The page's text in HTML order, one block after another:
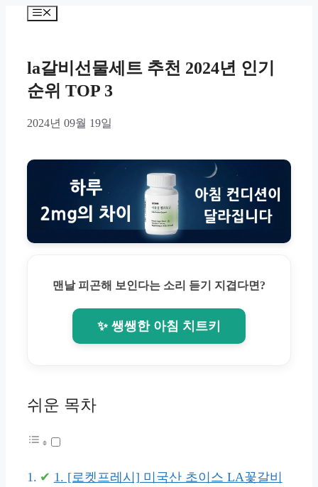
Menu
la갈비선물세트 추천 2024년 인기
순위 TOP 3
2024년 09월 19일
맨날 피곤해 보인다는 소리 듣기 지겹다면?
✨ 쌩쌩한 아침 치트키
쉬운 목차
1. [로켓프레시] 미국산 초이스 LA꽃갈비